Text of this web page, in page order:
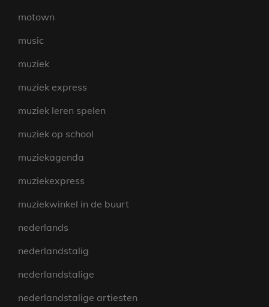
motown
music
muziek
muziek express
muziek leren spelen
muziek op school
muziekagenda
muziekexpress
muziekwinkel in de buurt
nederlands
nederlandstalig
nederlandstalige
nederlandstalige artiesten